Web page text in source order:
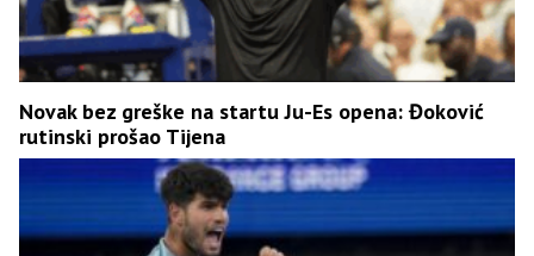
Novak bez greške na startu Ju-Es opena: Đoković
rutinski prošao Tijena